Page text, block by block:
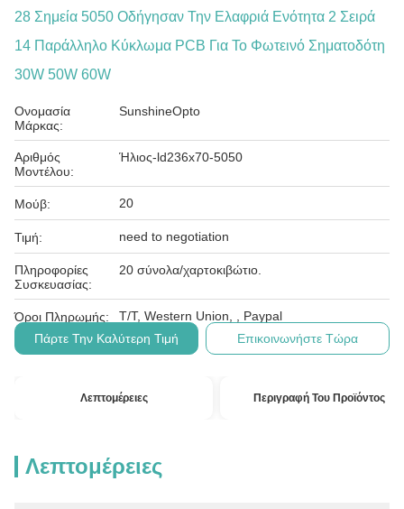
28 Σημεία 5050 Οδήγησαν Την Ελαφριά Ενότητα 2 Σειρά
14 Παράλληλο Κύκλωμα PCB Για Το Φωτεινό Σηματοδότη
30W 50W 60W
Ονομασία
Μάρκας:
SunshineOpto
Αριθμός
Μοντέλου:
Ήλιος-ld236x70-5050
Μούβ: 20
Τιμή: need to negotiation
Πληροφορίες
Συσκευασίας:
20 σύνολα/χαρτοκιβώτιο.
Όροι Πληρωμής:
T/T, Western Union, , Paypal
Πάρτε Την Καλύτερη Τιμή
Επικοινωνήστε Τώρα
Λεπτομέρειες Περιγραφή Του Προϊόντος
Λεπτομέρειες